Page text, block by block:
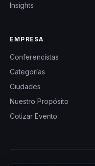
Insights
EMPRESA
Conferencistas
Categorías
Ciudades
Nuestro Propósito
Cotizar Evento